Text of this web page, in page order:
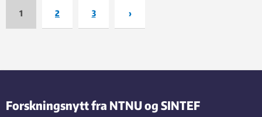
1 2 3 ›
Forskningsnytt fra NTNU og SINTEF